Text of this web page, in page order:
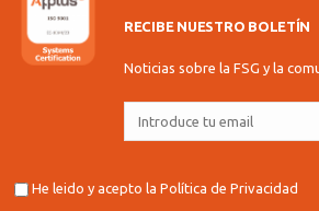
RECIBE NUESTRO BOLETÍN
Noticias sobre la FSG y la
He leido y acepto laPolítica de Privacidad